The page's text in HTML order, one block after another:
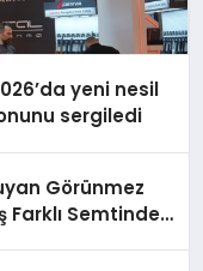
yeni nesil
sergiledi
Görünmez
Farklı Semtinde